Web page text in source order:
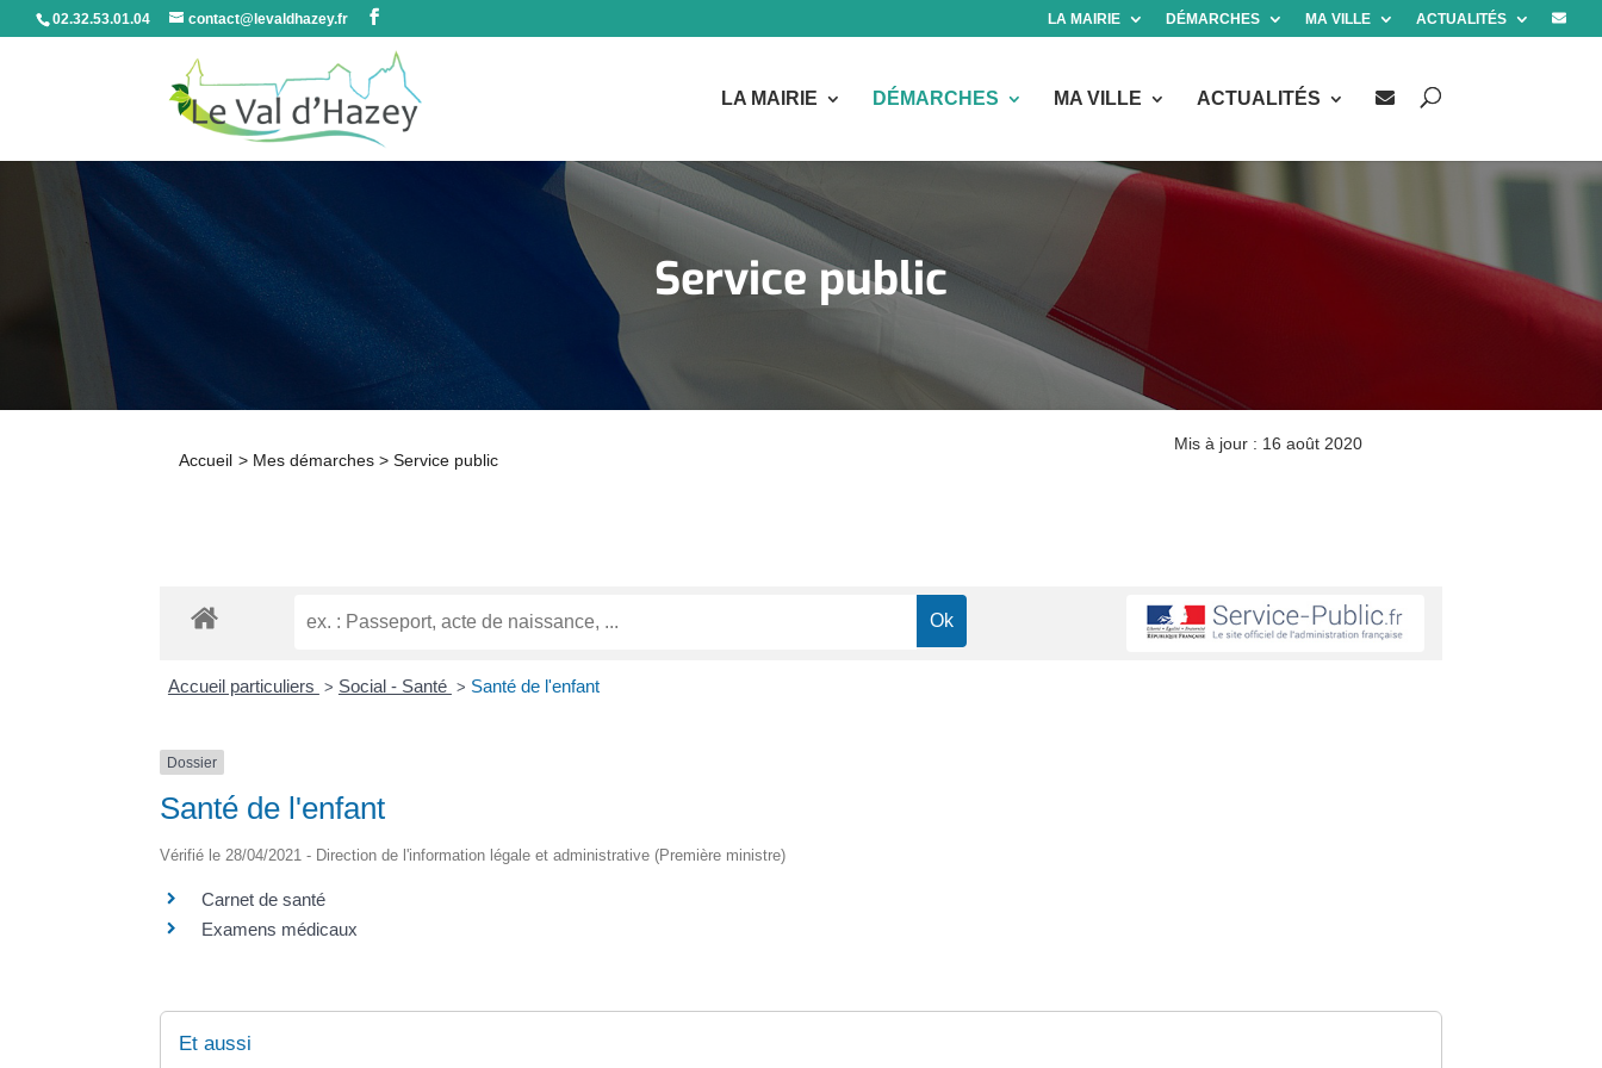
02.32.53.01.04 contact@levaldhazey.fr LA MAIRIE DÉMARCHES MA VILLE ACTUALITÉS
LA MAIRIE DÉMARCHES MA VILLE ACTUALITÉS
Service public
Accueil > Mes démarches > Service public
Mis à jour : 16 août 2020
Accueil particuliers > Social - Santé > Santé de l'enfant
Dossier
Santé de l'enfant
Vérifié le 28/04/2021 - Direction de l'information légale et administrative (Première ministre)
Carnet de santé
Examens médicaux
Et aussi